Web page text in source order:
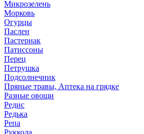
Микрозелень
Морковь
Огурцы
Паслен
Пастернак
Патиссоны
Перец
Петрушка
Подсолнечник
Пряные травы, Аптека на грядке
Разные овощи
Редис
Редька
Репа
Руккола